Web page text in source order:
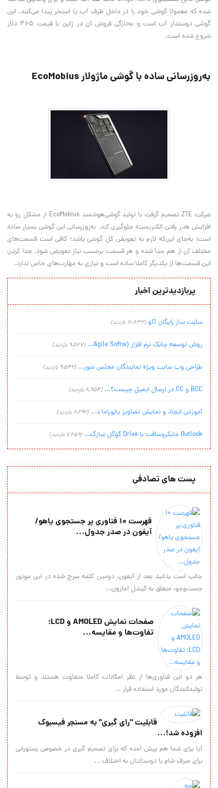
شده که معمولا گوشی خود را در داخل ظرف آب یا استخر پیدا می‌کنند. این
گوشی دوستدار آب است و به‌تازگی فروش آن در ژاپن با قیمت 465 دلار
شروع شده است.
به‌روزرسانی ساده با گوشی ماژولار EcoMobius
شرکت ZTE تصمیم گرفت با تولید گوشی‌هوشمند EcoMobius از مشکل رو به
افزایش هدر رفتن الکتریسیته جلوگیری کند. به‌روزرسانی این گوشی بسیار ساده
است؛ به‌جای این‌که لازم به تعویض کل گوشی باشد؛ کافی است قسمت‌های
مختلف آن از هم جدا شده و هر قسمت برحسب نیاز تعویض شود. جدا کردن
این قسمت‌ها از یکدیگر کاملا ساده است و نیازی به مهارت‌های خاص ندارد.
پربازدیدترین اخبار
سایت ساز رایگان آکو (16,832 بازدید)
روش توسعه چابک نرم افزار (Agile Softw... (9,567 بازدید)
طراحی وب سایت ویژه نمایندگان مجلس شور... (9,542 بازدید)
BCC و CC در ارسال ایمیل چیست؟... (8,954 بازدید)
آموزش ایجاد و نمایش تصاویر پانوراما د... (8,292 بازدید)
Outlook مایکروسافت با Drive گوگل سازگ... (7,259 بازدید)
پست های تصادفی
فهرست 10 فناوری پر جستجوی یاهو/
آیفون در صدر جدول...
جالب است بدانید بعد از آیفون، دومین کلمه سرچ شده در این موتور
جست‌وجو، متعلق به کیندل آمازون...
صفحات نمایش AMOLED و LCD؛
تفاوت‌ها و مقایسه...
هر دو این فناوری‌ها از نظر امکانات کاملا متفاوت هستند و توسط
تولیدکنندگان مورد استفاده قرار ...
قابلیت "رای گیری" به مسنجر فیسبوک
افزوده شد!...
آیا برای شما هم پیش آمده که برای تصمیم گیری در خصوص رستورانی
برای صرف شام با دوستانتان به اختلاف ...